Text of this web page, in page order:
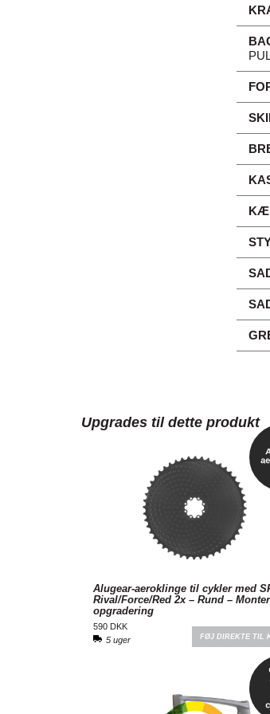
Upgrades til dette produkt
Alugear-aeroklinge til cykler med
Rival/Force/Red 2x – Rund –
opgradering
590 DKK
5 uger
FØJ DIREKTE TIL